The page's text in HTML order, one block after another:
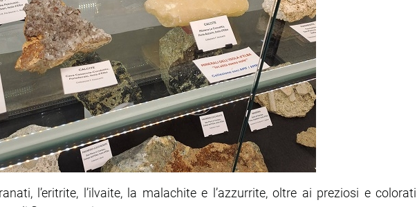
l’eritrite, l’ilvaite, la malachite e l’azzurrite, oltre ai preziosi e colorati